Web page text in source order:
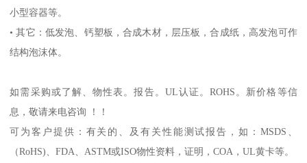
小型容器等。
•其它：低发泡、钙塑板，合成木材，层压板，合成纸，高发泡可作
结构泡沫体。
如需采购或了解、物性表。报告。 UL认证。ROHS 。新价格等信
息，敬请来电咨询 ！！
可为客户提供：有关的、及有关性能测试报告，如： MSDS
（RoHS) 、FDA ASTM或ISO物性资料，证明，COA ，UL黄卡等。